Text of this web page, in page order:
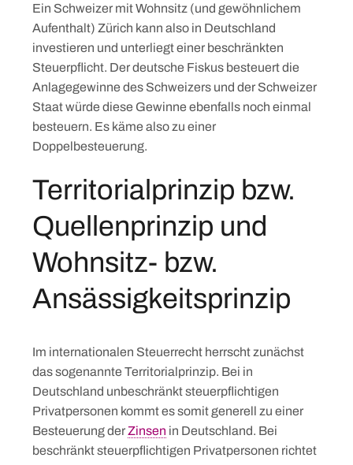
Ein Schweizer mit Wohnsitz (und gewöhnlichem
Aufenthalt) Zürich kann also in Deutschland
investieren und unterliegt einer beschränkten
Steuerpflicht. Der deutsche Fiskus besteuert die
Anlagegewinne des Schweizers und der Schweizer
Staat würde diese Gewinne ebenfalls noch einmal
besteuern. Es käme also zu einer
Doppelbesteuerung.
Territorialprinzip bzw.
Quellenprinzip und
Wohnsitz- bzw.
Ansässigkeitsprinzip
Im internationalen Steuerrecht herrscht zunächst
das sogenannte Territorialprinzip. Bei in
Deutschland unbeschränkt steuerpflichtigen
Privatpersonen kommt es somit generell zu einer
Besteuerung der Zinsen in Deutschland. Bei
beschränkt steuerpflichtigen Privatpersonen richtet